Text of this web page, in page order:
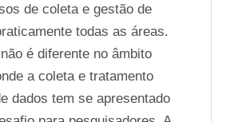
de coleta e gestão de
todas as áreas.
é diferente no âmbito
a coleta e tratamento
dados tem se apresentado